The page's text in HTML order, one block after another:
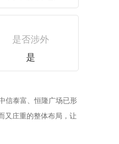
是否涉外
是
信泰富、恒隆广场已形
又庄重的整体布局，让